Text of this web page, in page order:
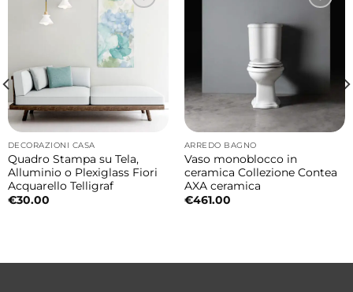
La ceramica Galassia garantisce elevata
resistenza all’usura, lunga durata nel tempo e
massima praticità di pulizia mantenendo
inalterata la qualità estetica anche con
utilizzo quotidiano.
Disponibile in eleganti finiture moderne
Il lavello può essere scelto in differenti
finiture per adattarsi perfettamente allo stile
DECORAZIONI CASA
Quadro Stampa su Tela,
Alluminio o Plexiglass Fiori
Acquarello Telligraf
€30.00
ARREDO BAGNO
Vaso monoblocco in
ceramica Collezione Contea
AXA ceramica
€461.00